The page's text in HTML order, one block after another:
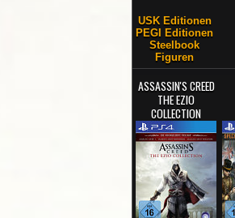
USK Editionen
PEGI Editionen
Steelbook
Figuren
ASSASSIN'S CREED
THE EZIO
COLLECTION